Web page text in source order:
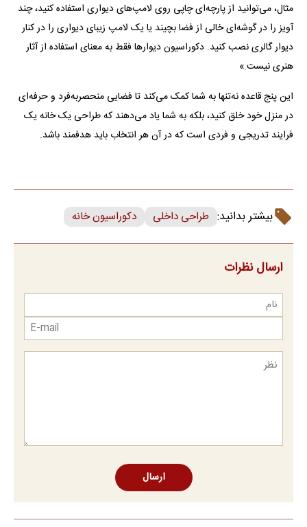
مثال، می‌توانید از پارچه‌ای چاپی روی لامپ‌های دیواری استفاده کنید، چند
آویز را در گوشه‌ای خالی از فضا بچیند یا یک لامپ زیبای دیواری را در کنار
دیوار گالری نصب کنید. دکوراسیون دیوار‌ها فقط به معنای استفاده از آثار
هنری نیست.»
این پنج قاعده نه‌تنها به شما کمک می‌کند تا فضایی منحصر‌به‌فرد و حرفه‌ای
در منزل خود خلق کنید، بلکه به شما یاد می‌دهند که طراحی یک خانه یک
فرایند تدریجی و فردی است که در آن هر انتخاب باید هدفمند باشد.
بیشتر بدانید: طراحی داخلی دکوراسیون خانه
ارسال نظرات
ارسال